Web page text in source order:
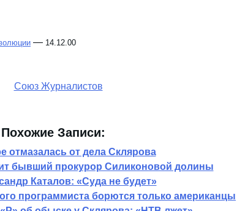
— 14.12.00
Похожие Записи:
отмазалась от дела Склярова
бывший прокурор Силиконовой долины
Каталов: «Суда не будет»
программиста борются только американцы